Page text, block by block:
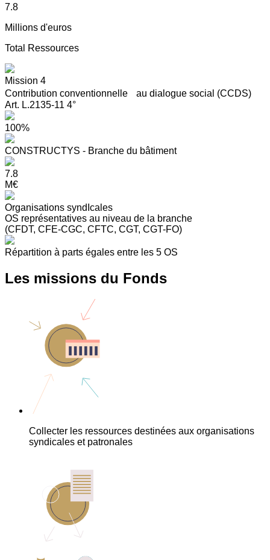
7.8
Millions d'euros
Total Ressources
Mission 4
Contribution conventionnelle au dialogue social (CCDS)
Art. L.2135-11 4°
100%
CONSTRUCTYS - Branche du bâtiment
7.8
M€
Organisations syndIcales
OS représentatives au niveau de la branche
(CFDT, CFE-CGC, CFTC, CGT, CGT-FO)
Répartition à parts égales entre les 5 OS
Les missions du Fonds
Collecter les ressources destinées aux organisations
syndicales et patronales